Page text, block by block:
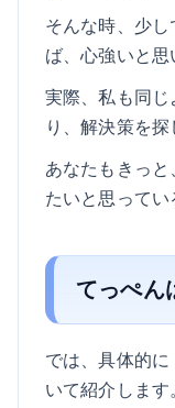
そんな時、少
ば、心強いと思
実際、私も同
り、解決策を探
あなたもきっ
たいと思ってい
てっぺん
では、具体的
いて紹介します。